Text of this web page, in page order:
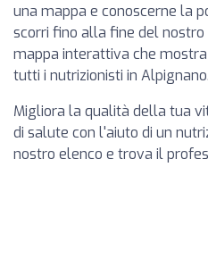
una mappa e conoscerne la
scorri fino alla fine del
mappa interattiva che
tutti i nutrizionisti in Alpignano.
Migliora la qualità della tua
di salute con l'aiuto di un
nostro elenco e trova il